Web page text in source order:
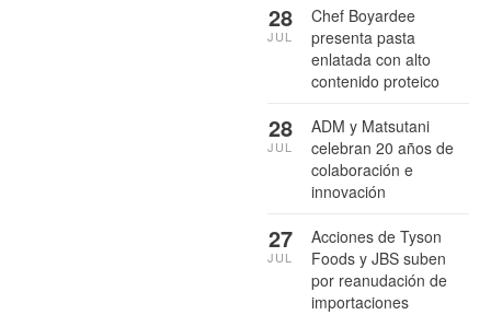
Chef Boyardee
presenta pasta
enlatada con alto
contenido proteico
28
JUL
ADM y Matsutani
celebran 20 años de
colaboración e
innovación
28
JUL
Acciones de Tyson
Foods y JBS suben
por reanudación de
importaciones
27
JUL